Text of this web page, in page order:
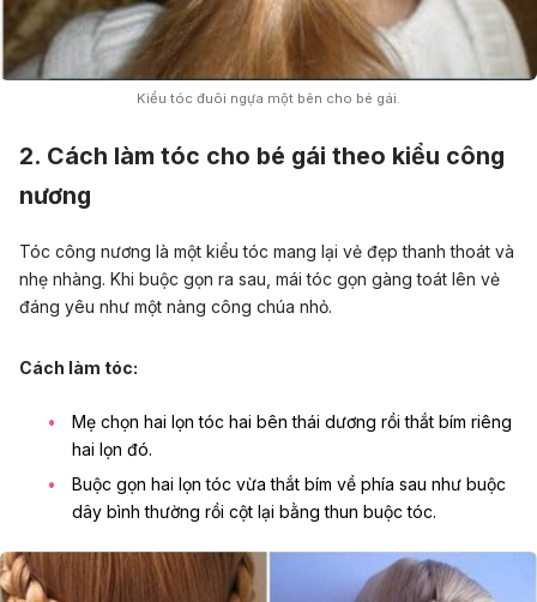
Kiểu tóc đuôi ngựa một bên cho bé gái.
2. Cách làm tóc cho bé gái theo kiểu công
nương
Tóc công nương là một kiểu tóc mang lại vẻ đẹp thanh thoát và
nhẹ nhàng. Khi buộc gọn ra sau, mái tóc gọn gàng toát lên vẻ
đáng yêu như một nàng công chúa nhỏ.
Cách làm tóc:
Mẹ chọn hai lọn tóc hai bên thái dương rồi thắt bím riêng
hai lọn đó.
Buộc gọn hai lọn tóc vừa thắt bím về phía sau như buộc
dây bình thường rồi cột lại bằng thun buộc tóc.